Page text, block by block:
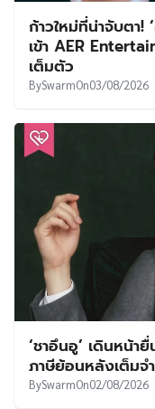
ก้าวใหม่ที่น่าจับตา
เข้า AER
เต็มตัว
BySwarmOn03/08/2026
‘ชาอึนอู’ เดินหน้
ภาษีย้อนหลังเต็มจ
BySwarmOn02/08/2026